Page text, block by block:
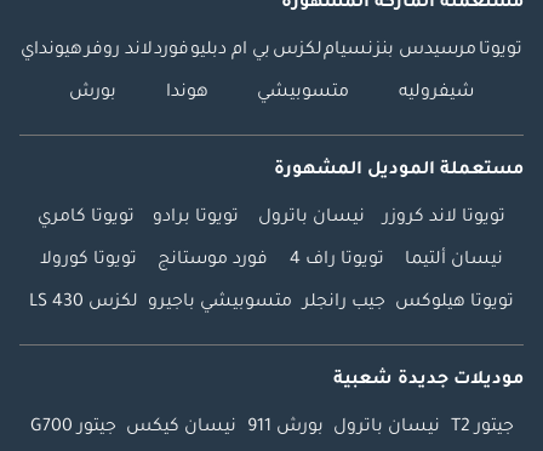
تويوتا مرسيدس بنزنسياملكزس بي ام دبليوفوردلاند روفرهيونداي
شيفروليه متسوبيشي هوندا بورش
مستعملة الموديل المشهورة
تويوتا لاند كروزر نيسان باترول تويوتا برادو تويوتا كامري
نيسان ألتيما تويوتا راف 4 فورد موستانج تويوتا كورولا
تويوتا هيلوكس جيب رانجلر متسوبيشي باجيرو لكزس LS 430
موديلات جديدة شعبية
جيتور T2 نيسان باترول بورش 911 نيسان كيكس جيتور G700